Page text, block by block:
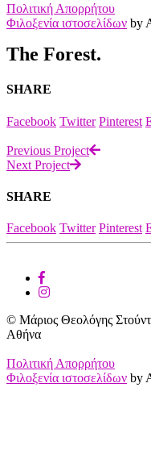
Πολιτική Απορρήτου
Φιλοξενία ιστοσελίδων by
The Forest.
SHARE
Facebook Twitter Pinterest
Previous Project
Next Project
SHARE
Facebook Twitter Pinterest
© Μάριος Θεολόγης
Αθήνα
Πολιτική Απορρήτου
Φιλοξενία ιστοσελίδων by